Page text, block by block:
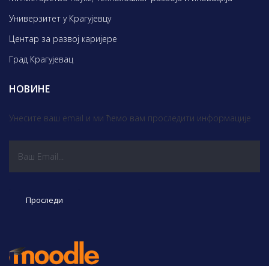
Универзитет у Крагујевцу
Центар за развој каријере
Град Крагујевац
НОВИНЕ
Унесите ваш email и ми ћемо вам проследити информације